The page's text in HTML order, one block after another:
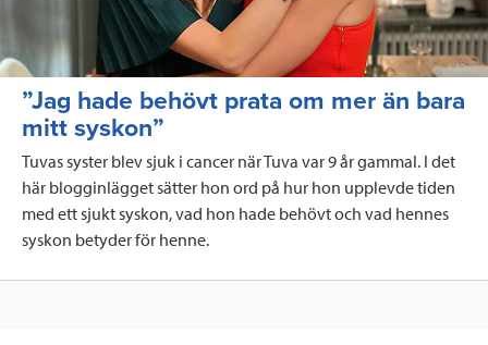
”Jag hade behövt prata om mer än bara
mitt syskon”
Tuvas syster blev sjuk i cancer när Tuva var 9 år gammal. I det
här blogginlägget sätter hon ord på hur hon upplevde tiden
med ett sjukt syskon, vad hon hade behövt och vad hennes
syskon betyder för henne.